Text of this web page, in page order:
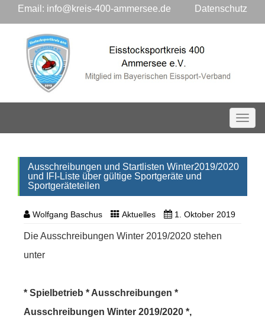
Email: info@kreis-400-ammersee.de Datenschutz
Ausschreibungen und Startlisten Winter2019/2020
und IFI-Liste über gültige Sportgeräte und
Sportgeräteteilen
Wolfgang Baschus Aktuelles 1. Oktober 2019
Die Ausschreibungen Winter 2019/2020 stehen
unter
* Spielbetrieb * Ausschreibungen *
Ausschreibungen Winter 2019/2020 *,